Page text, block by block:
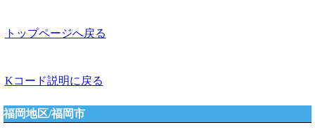
トップページへ戻る
Kコード説明に戻る
福岡地区/福岡市